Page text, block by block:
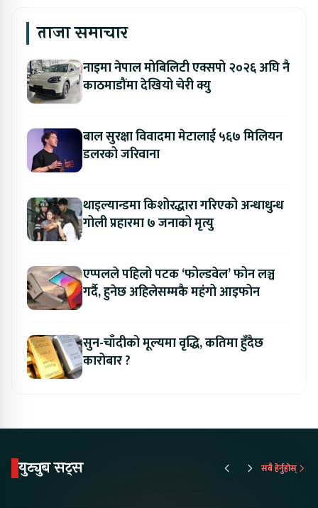
ताजा समाचार
नाइमा नेपाल मोबिलिटी एक्सपो २०२६ अघि नै
काठमाडौंमा देखियो चेरी क्यु
बाल सुरक्षा विवादमा मेटालाई ५६७ मिलियन
डलरको जरिवाना
थाइल्यान्डमा किशोरद्धारा गरिएको अन्धाधुन्ध
गोली प्रहारमा ७ जनाको मृत्यु
एप्पलले पहिलो पटक ‘फोल्डवेल’ फोन लञ्च
गर्दै, हुनेछ अहिलेसम्मकै महंगो आइफोन
सुन-चाँदीको मूल्यमा वृद्धि, कतिमा हुँदैछ
कारोबार ?
युट्युब सट्स सबै हेर्नुहोस्